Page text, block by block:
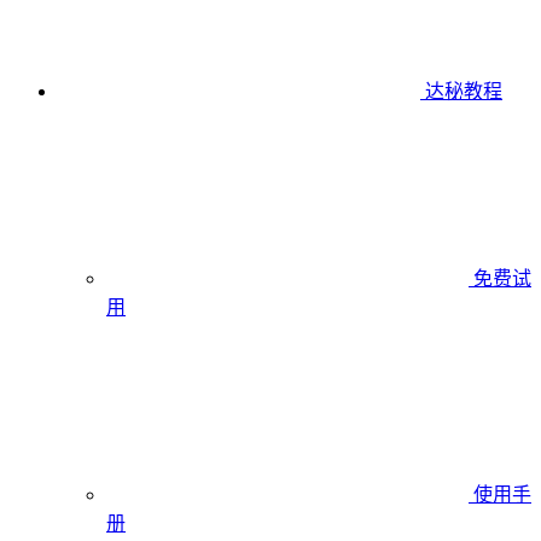
达秘教程
免费试
用
使用手
册